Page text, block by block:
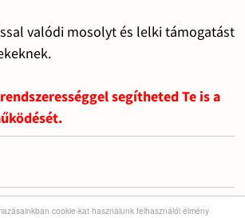
cookie-kat használunk felhasználói élmény
valódi mosolyt és lelki támogatást
segítheted Te is a